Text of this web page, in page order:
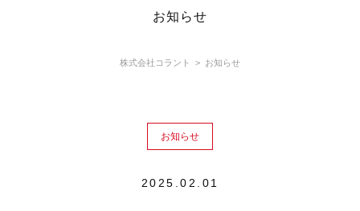
お知らせ
株式会社コラント > お知らせ
お知らせ
2025.02.01